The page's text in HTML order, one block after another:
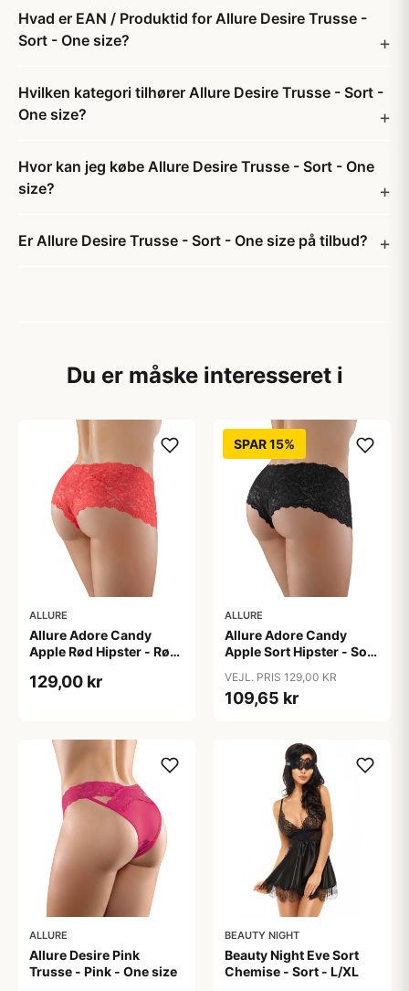
Hvad er EAN / Produktid for Allure Desire Trusse -
Sort - One size?
Hvilken kategori tilhører Allure Desire Trusse - Sort -
One size?
Hvor kan jeg købe Allure Desire Trusse - Sort - One
size?
Er Allure Desire Trusse - Sort - One size på tilbud?
Du er måske interesseret i
ALLURE
Allure Adore Candy
Apple Rød Hipster - Rød
129,00 kr
SPAR 15%
ALLURE
Allure Adore Candy
Apple Sort Hipster - Sort
VEJL. PRIS 129,00 KR
109,65 kr
ALLURE
Allure Desire Pink
Trusse - Pink - One size
BEAUTY NIGHT
Beauty Night Eve Sort
Chemise - Sort - L/XL